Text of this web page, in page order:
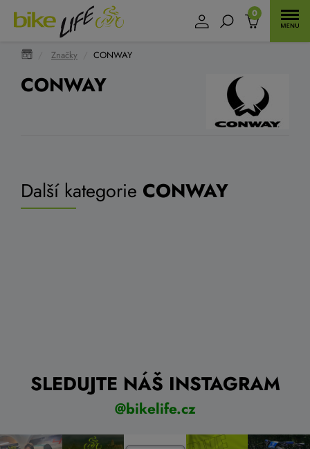
0
Značky CONWAY
CONWAY
Další kategorie CONWAY
SLEDUJTE NÁŠ INSTAGRAM
@bikelife.cz